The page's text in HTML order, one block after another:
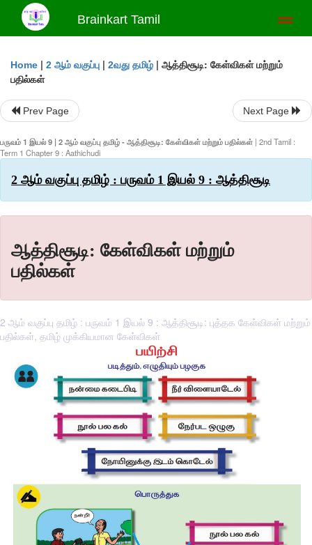
Brainkart Tamil
Home | 2 ஆம் வகுப்பு | 2வது தமிழ் | ஆத்திசூடி: கேள்விகள் மற்றும்
பதில்கள்
Prev Page Next Page
பருவம் 1 இயல் 9 | 2 ஆம் வகுப்பு தமிழ் - ஆத்திசூடி: கேள்விகள் மற்றும் பதில்கள் | 2nd Tamil :
Term 1 Chapter 9 : Aathichudi
2 ஆம் வகுப்பு தமிழ் : பருவம் 1 இயல் 9 : ஆத்திசூடி
ஆத்திசூடி: கேள்விகள் மற்றும்
பதில்கள்
2 ஆம் வகுப்பு தமிழ் : பருவம் 1 இயல் 9 : ஆத்திசூடி: புத்தக கேள்விகள் மற்றும்
பதில்கள், தமிழ் முக்கியமான கேள்விகள்